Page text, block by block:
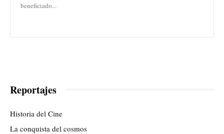
beneficiado...
Reportajes
Historia del Cine
La conquista del cosmos